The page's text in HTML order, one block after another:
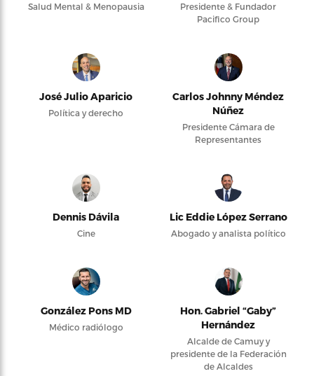
Salud Mental & Menopausia
Presidente & Fundador
Pacifico Group
José Julio Aparicio
Política y derecho
Carlos Johnny Méndez
Núñez
Presidente Cámara de
Representantes
Dennis Dávila
Cine
Lic Eddie López Serrano
Abogado y analista político
González Pons MD
Médico radiólogo
Hon. Gabriel “Gaby”
Hernández
Alcalde de Camuy y
presidente de la Federación
de Alcaldes